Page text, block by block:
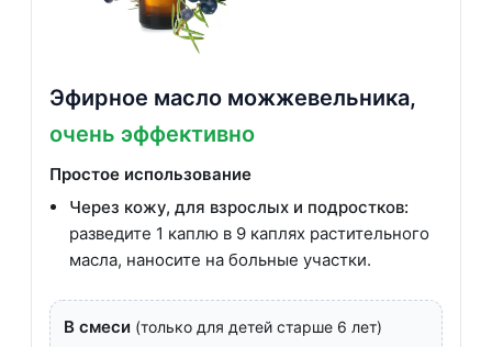
Эфирное масло можжевельника,
очень эффективно
Простое использование
Через кожу, для взрослых и подростков:
разведите 1 каплю в 9 каплях растительного
масла, наносите на больные участки.
В смеси (только для детей старше 6 лет)